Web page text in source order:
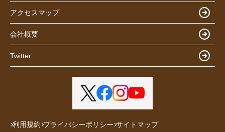
アクセスマップ
会社概要
Twitter
利用規約 プライバシーポリシー サイトマップ